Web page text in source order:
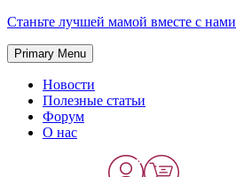
Станьте лучшей мамой вместе с нами
Primary Menu
Новости
Полезные статьи
Форум
О нас